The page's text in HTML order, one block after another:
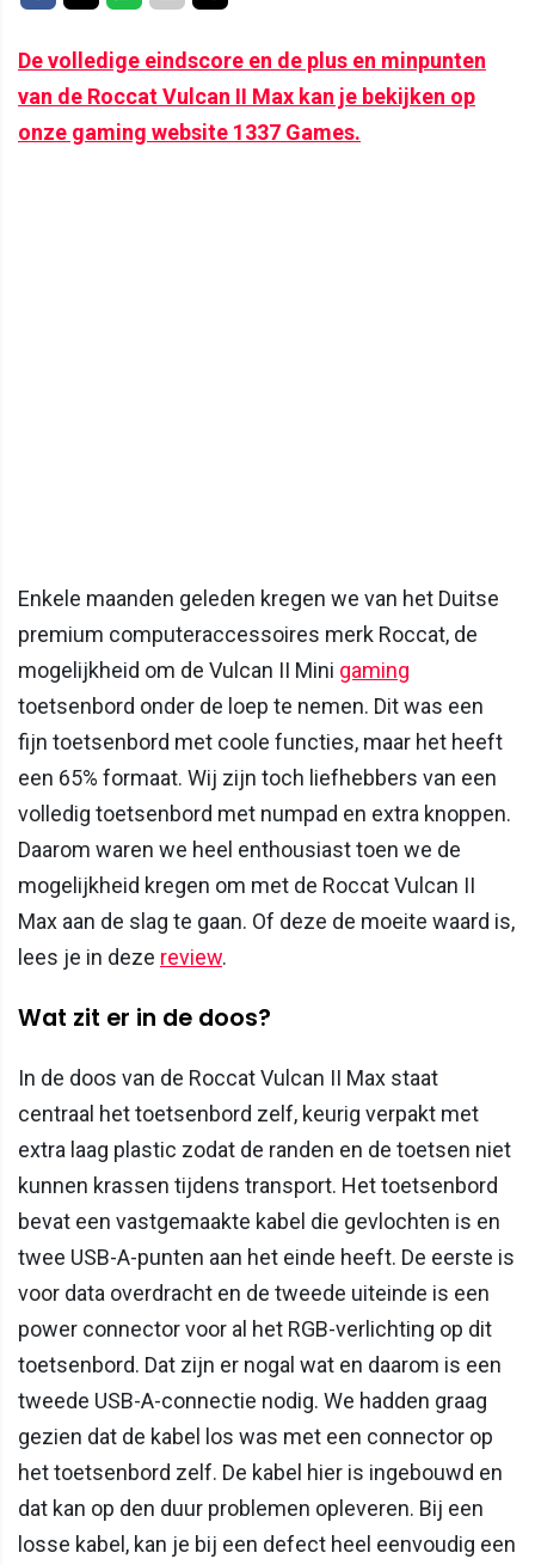
De volledige eindscore en de plus en minpunten
van de Roccat Vulcan II Max kan je bekijken op
onze gaming website 1337 Games.
Enkele maanden geleden kregen we van het Duitse
premium computeraccessoires merk Roccat, de
mogelijkheid om de Vulcan II Mini gaming
toetsenbord onder de loep te nemen. Dit was een
fijn toetsenbord met coole functies, maar het heeft
een 65% formaat. Wij zijn toch liefhebbers van een
volledig toetsenbord met numpad en extra knoppen.
Daarom waren we heel enthousiast toen we de
mogelijkheid kregen om met de Roccat Vulcan II
Max aan de slag te gaan. Of deze de moeite waard is,
lees je in deze review.
Wat zit er in de doos?
In de doos van de Roccat Vulcan II Max staat
centraal het toetsenbord zelf, keurig verpakt met
extra laag plastic zodat de randen en de toetsen niet
kunnen krassen tijdens transport. Het toetsenbord
bevat een vastgemaakte kabel die gevlochten is en
twee USB-A-punten aan het einde heeft. De eerste is
voor data overdracht en de tweede uiteinde is een
power connector voor al het RGB-verlichting op dit
toetsenbord. Dat zijn er nogal wat en daarom is een
tweede USB-A-connectie nodig. We hadden graag
gezien dat de kabel los was met een connector op
het toetsenbord zelf. De kabel hier is ingebouwd en
dat kan op den duur problemen opleveren. Bij een
losse kabel, kan je bij een defect heel eenvoudig een